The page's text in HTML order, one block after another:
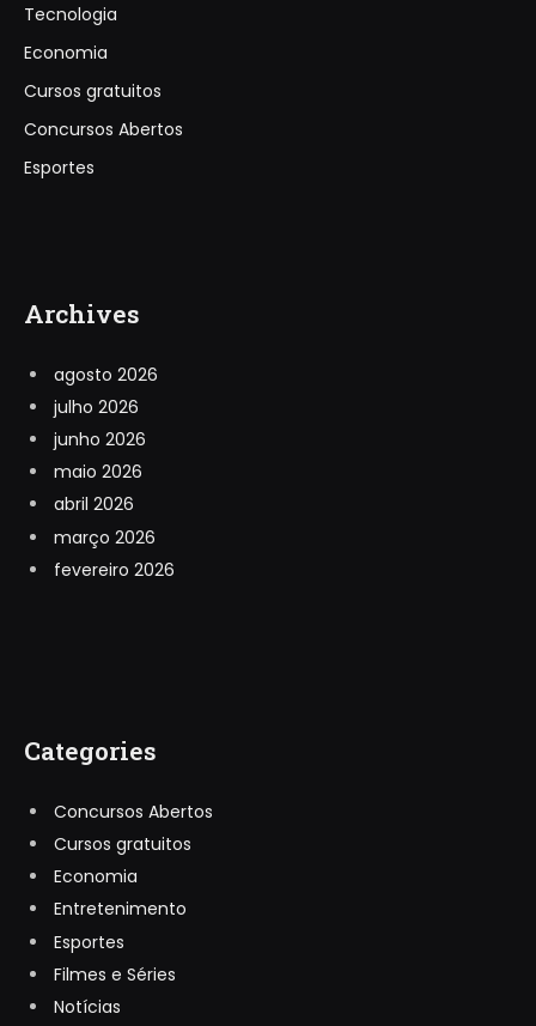
Tecnologia
Economia
Cursos gratuitos
Concursos Abertos
Esportes
Archives
agosto 2026
julho 2026
junho 2026
maio 2026
abril 2026
março 2026
fevereiro 2026
Categories
Concursos Abertos
Cursos gratuitos
Economia
Entretenimento
Esportes
Filmes e Séries
Notícias